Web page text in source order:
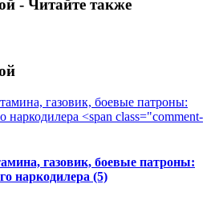
- Читайте также
газовик, боевые патроны:
наркодилера (5)